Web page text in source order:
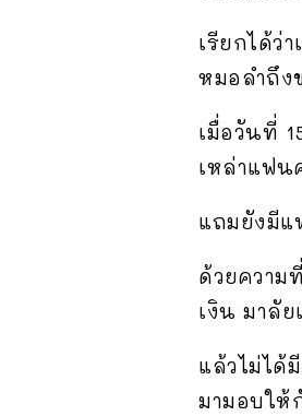
เรียกได้ว่
หมอลำถึง
เมื่อวันที่
เหล่าแฟน
แถมยังมีแ
ด้วยความ
เงิน มาลั
แล้วไม่ได้
มามอบให้